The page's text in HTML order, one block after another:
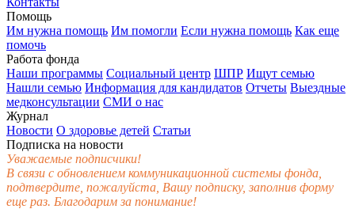
Помощь
Им нужна помощь Им помогли Если нужна помощь Как еще
помочь
Работа фонда
Наши программы Социальный центр ШПР Ищут семью
Нашли семью Информация для кандидатов Отчеты Выездные
медконсультации СМИ о нас
Журнал
Новости О здоровье детей Статьи
Подписка на новости
Уважаемые подписчики!
В связи с обновлением коммуникационной системы фонда,
подтвердите, пожалуйста, Вашу подписку, заполнив форму
еще раз. Благодарим за понимание!